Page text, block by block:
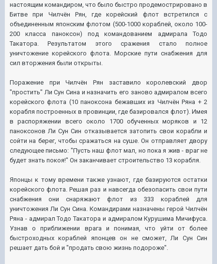
настоящим командиром, что было быстро продемострировано в
Битве при Чилчён Рян, где корейский флот встретился с
объединенным японским флотом (500-1000 кораблей, около 100-
200 класса паноксон) под командованием адмирала Тодо
Такатора. Результатом этого сражения стало полное
уничтожение корейского флота. Морские пути снабжения для
сил вторжения были открыты.
Поражение при Чилчён Рян заставило королевский двор
"простить" Ли Сун Сина и назначить его заново адмиралом всего
корейского флота (10 паноксона бежавших из Чилчён Ряна + 2
корабля построенных в провинции, где базировался флот). Имея
в распоряжении всего около 1700 обученных моряков и 12
паноксонов Ли Сун Син отказывается затопить свои корабли и
сойти на берег, чтобы сражаться на суше. Он отправляет двору
следующее письмо: "Пусть наш флот мал, но пока я жив - враг не
будет знать покоя!" Он заканчивает строительство 13 корабля.
Японцы к тому времени также узнают, где базируются остатки
корейского флота. Решая раз и навсегда обезопасить свои пути
снабжения они снаряжают флот из 333 кораблей для
уничтожения Ли Сун Сина. Командирами назначены герой Чилчён
Ряна - адмирал Тодо Такатора и адмиралом Курушима Мичифуса.
Узнав о приближении врага и понимая, что уйти от более
быстроходных кораблей японцев он не сможет, Ли Сун Син
решает дать бой и "продать свою жизнь подороже".